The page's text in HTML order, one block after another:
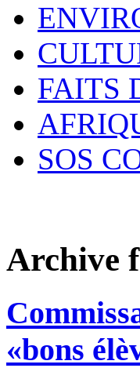
FAITS
SOS
Archive
«bons